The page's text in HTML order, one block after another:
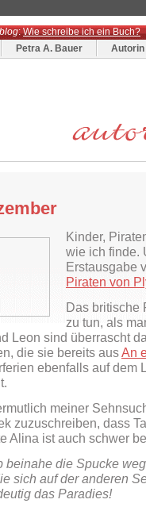
:Wie schreibe ich ein Buch?
Petra A. Bauer Autorin
Kinder,
wie ich finde.
Erstausgabe
Piraten von
Das britische
zu tun, als
Leon sind überrascht
die sie bereits ausAn
ebenfalls auf dem
meiner
zuzuschreiben, dass
Alina ist auch schwer
beinahe die Spucke
sich auf der anderen
das Paradies!